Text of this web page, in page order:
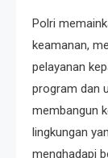
Polri
keamanan,
pelayanan
program dan
membangun
lingkungan
menghadapi